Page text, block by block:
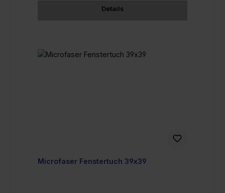
Details
Microfaser Fenstertuch 39x39